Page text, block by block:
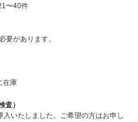
〜40件
要があります。
在庫
査）
いたしました。ご希望の方はお申し